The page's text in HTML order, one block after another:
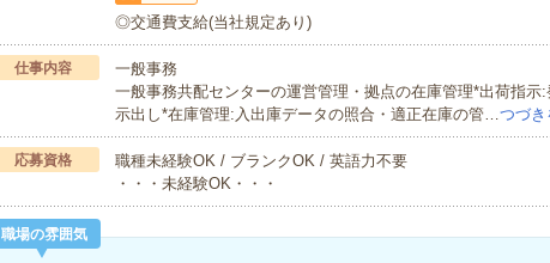
◎交通費支給(当社規定あり)
仕事内容
一般事務
一般事務共配センターの運営管理・拠点の在庫管理*出荷指示
示出し*在庫管理:入出庫データの照合・適正在庫の管… つづき
応募資格
職種未経験OK / ブランクOK / 英語力不要
・・・未経験OK・・・
職場の雰囲気